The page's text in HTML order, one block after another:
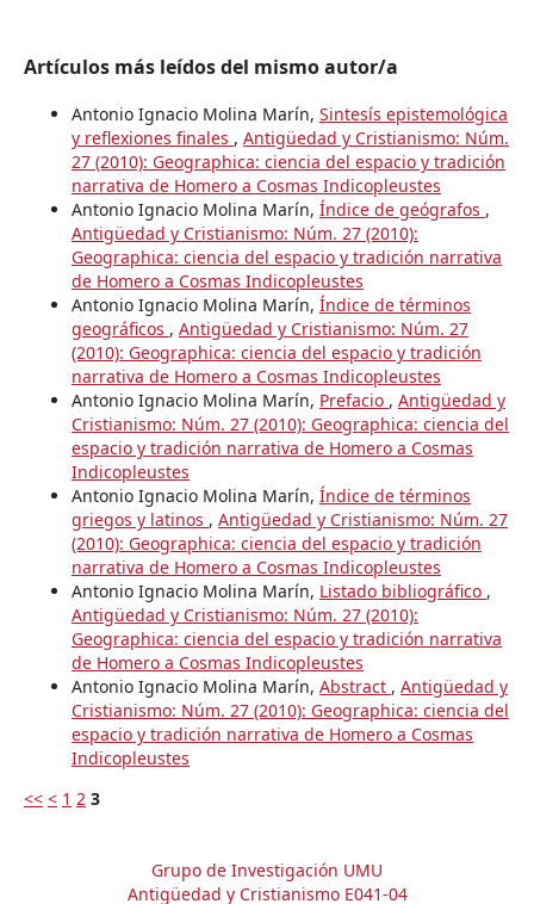
Artículos más leídos del mismo autor/a
Antonio Ignacio Molina Marín, Sintesís epistemológica
y reflexiones finales , Antigüedad y Cristianismo: Núm.
27 (2010): Geographica: ciencia del espacio y tradición
narrativa de Homero a Cosmas Indicopleustes
Antonio Ignacio Molina Marín, Índice de geógrafos ,
Antigüedad y Cristianismo: Núm. 27 (2010):
Geographica: ciencia del espacio y tradición narrativa
de Homero a Cosmas Indicopleustes
Antonio Ignacio Molina Marín, Índice de términos
geográficos , Antigüedad y Cristianismo: Núm. 27
(2010): Geographica: ciencia del espacio y tradición
narrativa de Homero a Cosmas Indicopleustes
Antonio Ignacio Molina Marín, Prefacio , Antigüedad y
Cristianismo: Núm. 27 (2010): Geographica: ciencia del
espacio y tradición narrativa de Homero a Cosmas
Indicopleustes
Antonio Ignacio Molina Marín, Índice de términos
griegos y latinos , Antigüedad y Cristianismo: Núm. 27
(2010): Geographica: ciencia del espacio y tradición
narrativa de Homero a Cosmas Indicopleustes
Antonio Ignacio Molina Marín, Listado bibliográfico ,
Antigüedad y Cristianismo: Núm. 27 (2010):
Geographica: ciencia del espacio y tradición narrativa
de Homero a Cosmas Indicopleustes
Antonio Ignacio Molina Marín, Abstract , Antigüedad y
Cristianismo: Núm. 27 (2010): Geographica: ciencia del
espacio y tradición narrativa de Homero a Cosmas
Indicopleustes
<< < 1 2 3
Grupo de Investigación UMU
Antigüedad y Cristianismo E041-04